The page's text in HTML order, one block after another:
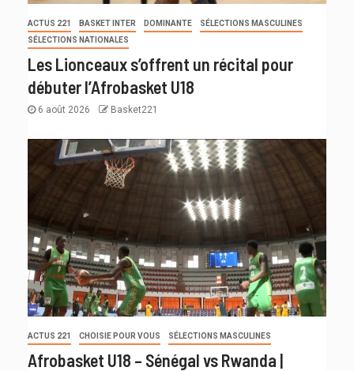
ACTUS 221 BASKET INTER DOMINANTE
SÉLECTIONS MASCULINES
SÉLECTIONS NATIONALES
Les Lionceaux s’offrent un récital pour
débuter l’Afrobasket U18
6 août 2026 Basket221
ACTUS 221 CHOISIE POUR VOUS SÉLECTIONS MASCULINES
Afrobasket U18 – Sénégal vs Rwanda |